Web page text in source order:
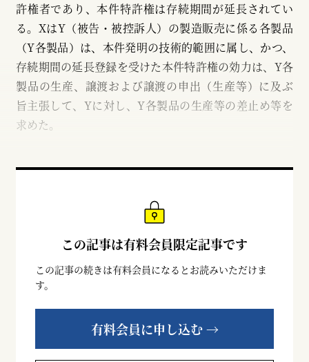
許権者であり、本件特許権は存続期間が延長されてい
る。XはY（被告・被控訴人）の製造販売に係る各製品
（Y各製品）は、本件発明の技術的範囲に属し、かつ、
存続期間の延長登録を受けた本件特許権の効力は、Y各
製品の生産、譲渡および譲渡の申出（生産等）に及ぶ
旨主張して、Yに対し、Y各製品の生産等の差止め等を
求めた。
この記事は有料会員限定記事です
この記事の続きは有料会員になるとお読みいただけま
す。
有料会員に申し込む →